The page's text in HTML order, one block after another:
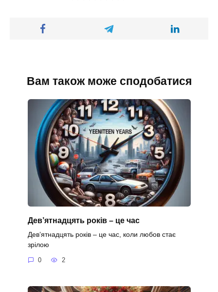
Вам також може сподобатися
Дев’ятнадцять років – це час
Дев’ятнадцять років – це час, коли любов стає
зрілою
0 2